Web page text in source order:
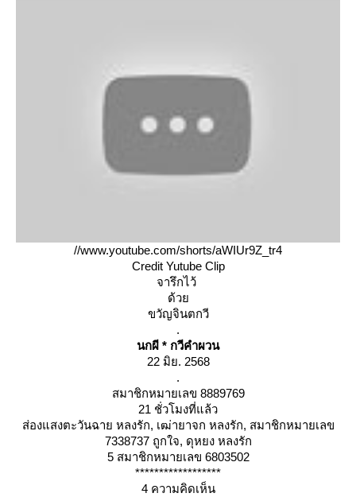
//www.youtube.com/shorts/aWIUr9Z_tr4
Credit Yutube Clip
จารึกไว้
ด้ว
ขวัญจินตกวี
.
นกผี * กวีคำผวน
22 มิย. 2568
.
สมาชิกหมายเลข 8889769
21 ชั่วโมงที่แล้ว
ส่องแสงตะวันฉาย หลงรัก, เฒ่ายาจก หลงรัก, สมาชิกหมายเลข
7338737 ถูกใจ, ดุหยง หลงรัก
5 สมาชิกหมายเลข 6803502
******************
4 ความคิดเห็น